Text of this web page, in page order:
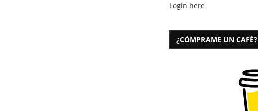
Login here
¿CÓMPRAME UN CAFÉ?